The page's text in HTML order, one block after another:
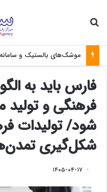
فارس باید به
فرهنگی و تولید
شود/ تولیدات
شکل‌گیری
۱۴۰۵-۰۴-۱۷